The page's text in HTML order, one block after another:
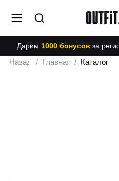
Назад Главная
/ Каталог
/